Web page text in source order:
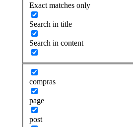
Exact matches only
Search in title
Search in content
compras
page
post